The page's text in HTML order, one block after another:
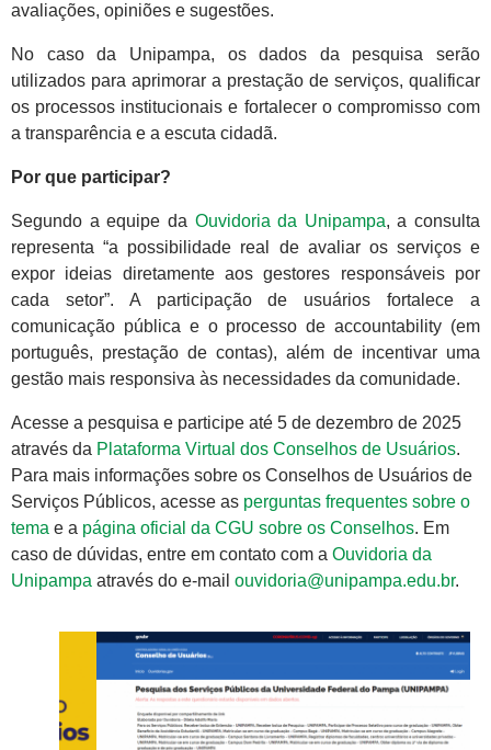
avaliações, opiniões e sugestões.
No caso da Unipampa, os dados da pesquisa serão
utilizados para aprimorar a prestação de serviços, qualificar
os processos institucionais e fortalecer o compromisso com
a transparência e a escuta cidadã.
Por que participar?
Segundo a equipe da Ouvidoria da Unipampa, a consulta
representa “a possibilidade real de avaliar os serviços e
expor ideias diretamente aos gestores responsáveis por
cada setor”. A participação de usuários fortalece a
comunicação pública e o processo de accountability (em
português, prestação de contas), além de incentivar uma
gestão mais responsiva às necessidades da comunidade.
Acesse a pesquisa e participe até 5 de dezembro de 2025
através da Plataforma Virtual dos Conselhos de Usuários.
Para mais informações sobre os Conselhos de Usuários de
Serviços Públicos, acesse as perguntas frequentes sobre o
tema e a página oficial da CGU sobre os Conselhos. Em
caso de dúvidas, entre em contato com a Ouvidoria da
Unipampa através do e-mail ouvidoria@unipampa.edu.br.